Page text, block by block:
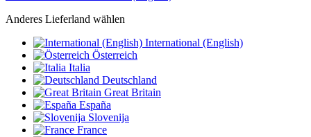
Anderes Lieferland wählen
International (English)
Österreich
Italia
Deutschland
Great Britain
España
Slovenija
France